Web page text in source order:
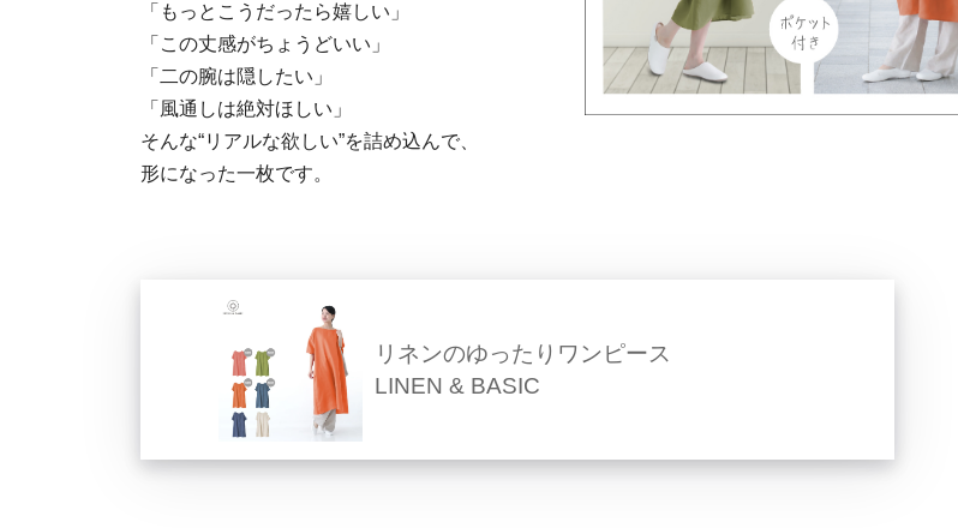
「もっとこうだったら嬉しい」
「この丈感がちょうどいい」
「二の腕は隠したい」
「風通しは絶対ほしい」
そんな“リアルな欲しい”を詰め込んで、
形になった一枚です。
リネンのゆったりワンピース
LINEN & BASIC